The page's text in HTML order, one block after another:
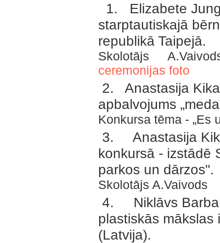
1. Elizabete
starptautiskajā
republikā Taipejā.
Skolotājs
ceremonijas foto
2. Anastasija
apbalvojums
Konkursa tēma - „Es
3. Anastasija
konkursā - izstādē
parkos un dārzos".
Skolotājs A.Vaivods
4. Niklāvs
plastiskās mākslas
(Latvija).